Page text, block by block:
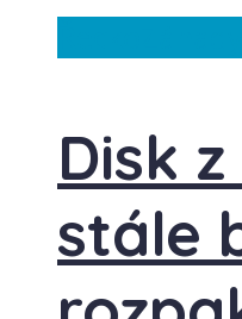
Disk
stále